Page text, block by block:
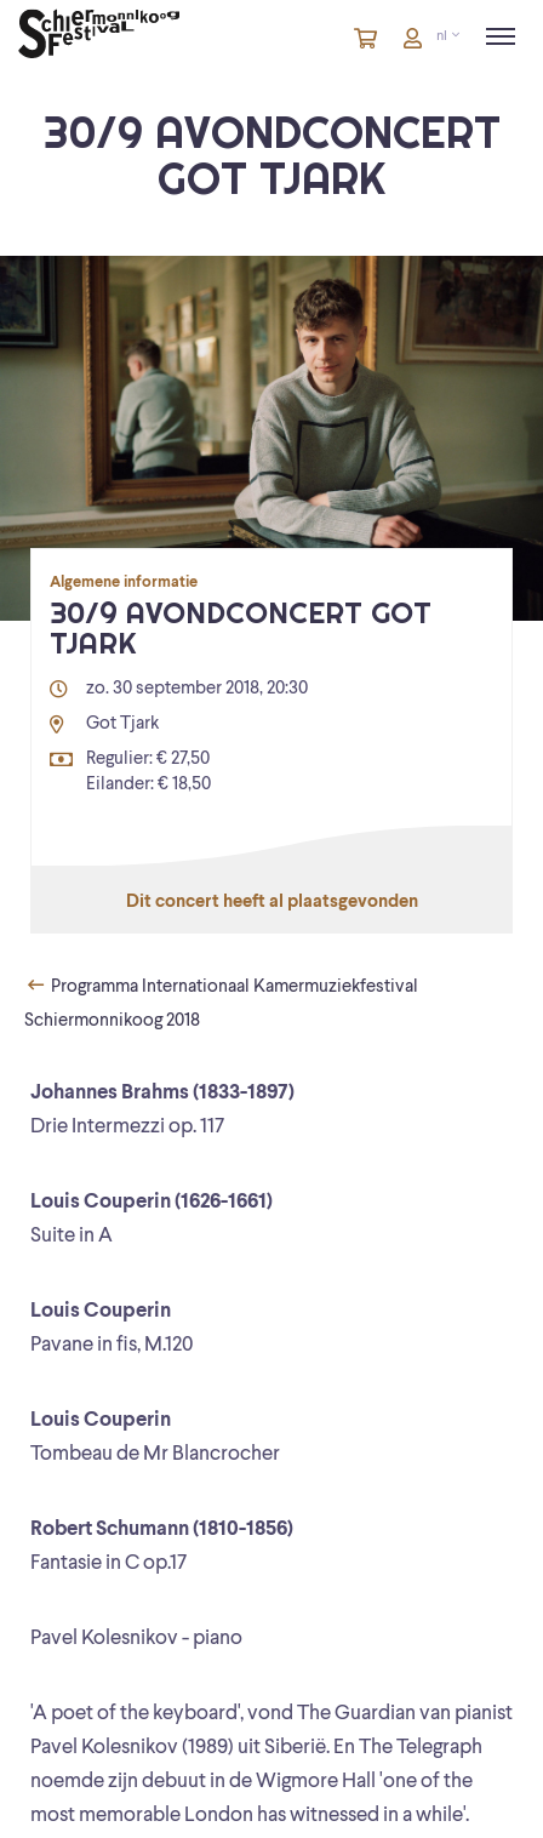
Winkelmandje
artikelen
Account
nl
30/9 AVONDCONCERT
GOT TJARK
Johannes Brahms (1833-1897)
Drie Intermezzi op. 117
Louis Couperin (1626-1661)
Suite in A
Louis Couperin
Pavane in fis, M.120
Louis Couperin
Tombeau de Mr Blancrocher
Robert Schumann (1810-1856)
Fantasie in C op.17
Pavel Kolesnikov - piano
'A poet of the keyboard', vond The Guardian van pianist
Pavel Kolesnikov (1989) uit Siberië. En The Telegraph
noemde zijn debuut in de Wigmore Hall 'one of the
most memorable London has witnessed in a while'.
Algemene informatie
30/9 AVONDCONCERT GOT
TJARK
zo. 30 september 2018, 20:30
Got Tjark
Regulier: € 27,50
Eilander: € 18,50
Dit concert heeft al plaatsgevonden
Programma Internationaal Kamermuziekfestival
Schiermonnikoog 2018